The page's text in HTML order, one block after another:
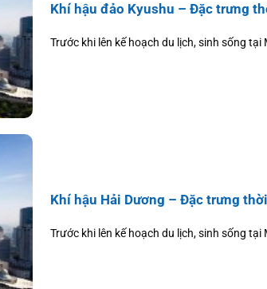
Khí hậu đảo Kyushu – Đặc trưng
Trước khi lên kế hoạch du lịch, sinh sống
Khí hậu Hải Dương – Đặc trưng
Trước khi lên kế hoạch du lịch, sinh sống